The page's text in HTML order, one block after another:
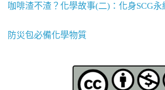
咖啡渣不渣？化學故事(二)：化身SCG永
防災包必備化學物質